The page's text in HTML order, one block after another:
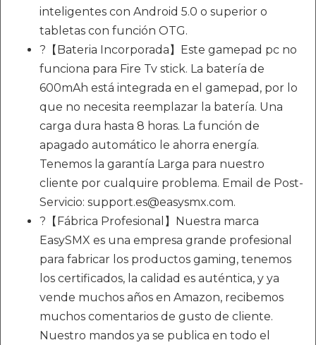
inteligentes con Android 5.0 o superior o
tabletas con función OTG.
?【Bateria Incorporada】Este gamepad pc no
funciona para Fire Tv stick. La batería de
600mAh está integrada en el gamepad, por lo
que no necesita reemplazar la batería. Una
carga dura hasta 8 horas. La función de
apagado automático le ahorra energía.
Tenemos la garantía Larga para nuestro
cliente por cualquire problema. Email de Post-
Servicio: support.es@easysmx.com.
?【Fábrica Profesional】Nuestra marca
EasySMX es una empresa grande profesional
para fabricar los productos gaming, tenemos
los certificados, la calidad es auténtica, y ya
vende muchos años en Amazon, recibemos
muchos comentarios de gusto de cliente.
Nuestro mandos ya se publica en todo el